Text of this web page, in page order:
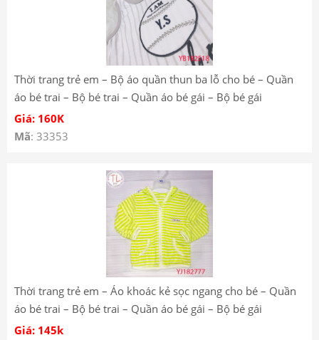
Thời trang trẻ em – Bộ áo quần thun ba lỗ cho bé – Quần
áo bé trai – Bộ bé trai – Quần áo bé gái – Bộ bé gái
YB182518
Giá: 160K
Mã: 33353
Thời trang trẻ em – Áo khoác kẻ sọc ngang cho bé – Quần
áo bé trai – Bộ bé trai – Quần áo bé gái – Bộ bé gái
YJ182777 YJ182736
Giá: 145k